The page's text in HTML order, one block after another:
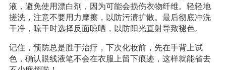
液，避免使用漂白剂，因为可能会损伤衣物纤维。轻轻地
搓洗，注意不要用力摩擦，以防污渍扩散。最后彻底冲洗
干净，晾干时选择反面晾晒，以防阳光直射导致褪色。
记住，预防总是胜于治疗，下次化妆前，先在手背上试
色，确认眼线液笔不会在衣服上留下痕迹，这样就能省去